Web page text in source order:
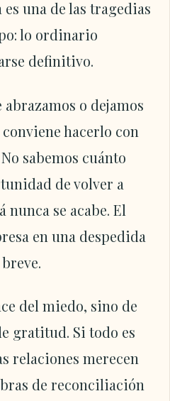
una de las tragedias
lo ordinario
definitivo.
abrazamos o dejamos
hacerlo con
sabemos cuánto
de volver a
se acabe. El
en una despedida
del miedo, sino de
gratitud. Si todo es
relaciones merecen
de reconciliación